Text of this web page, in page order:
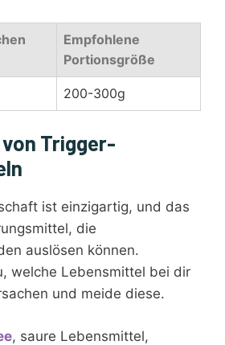
Empfohlene
Portionsgröße
200-300g
Trigger-
ist einzigartig, und das
die
auslösen können.
welche Lebensmittel bei dir
und meide diese.
, saure Lebensmittel,